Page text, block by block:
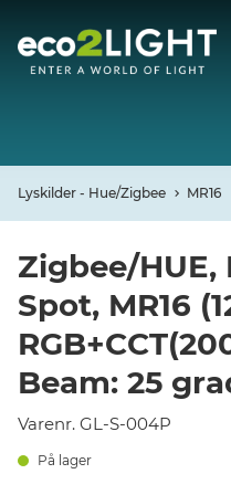
DECO
PROFIL
Lyskilder - Hue/Zigbee MR16
Zigbee/HUE,
Spot, MR16
Beam: 25
Varenr. GL-S-004P
På lager